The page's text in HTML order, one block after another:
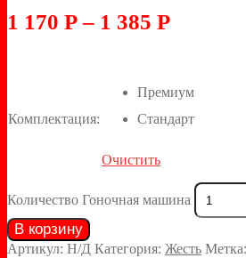
1 170 Р– 1 385 Р
Комплектация:
Премиум
Стандарт
Очистить
Количество Гоночная машина
В корзину
Артикул: Н/Д Категория: Жесть Метка: